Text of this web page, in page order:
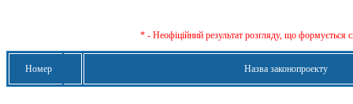
* - Неофіційний результат розгляду, що формується
Номер Назва законопроекту